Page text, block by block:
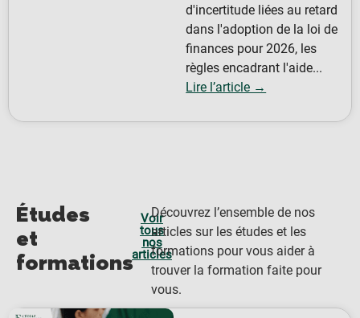
d'incertitude liées au retard
dans l'adoption de la loi de
finances pour 2026, les
règles encadrant l'aide...
Lire l’article →
Études
et
formations
Voir
tous
nos
articles
Découvrez l’ensemble de nos
articles sur les études et les
formations pour vous aider à
trouver la formation faite pour
vous.